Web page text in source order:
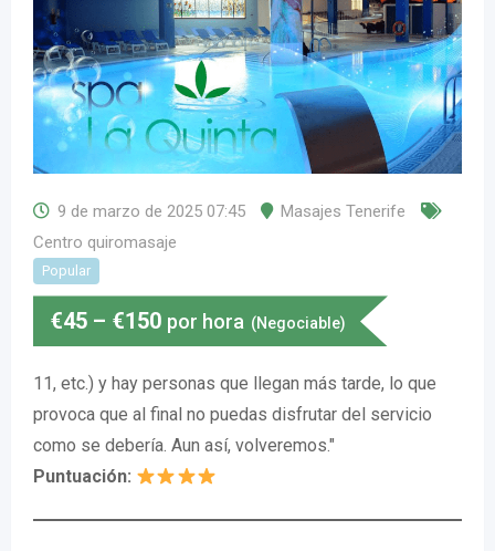
9 de marzo de 2025 07:45
Masajes Tenerife
Centro quiromasaje
Popular
€45 – €150 por hora (Negociable)
11, etc.) y hay personas que llegan más tarde, lo que
provoca que al final no puedas disfrutar del servicio
como se debería. Aun así, volveremos."
Puntuación: